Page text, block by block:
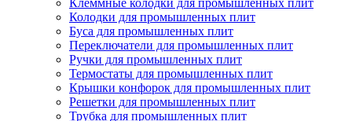
Клеммные колодки для промышленных плит
Колодки для промышленных плит
Буса для промышленных плит
Переключатели для промышленных плит
Ручки для промышленных плит
Термостаты для промышленных плит
Крышки конфорок для промышленных плит
Решетки для промышленных плит
Трубка для промышленных плит